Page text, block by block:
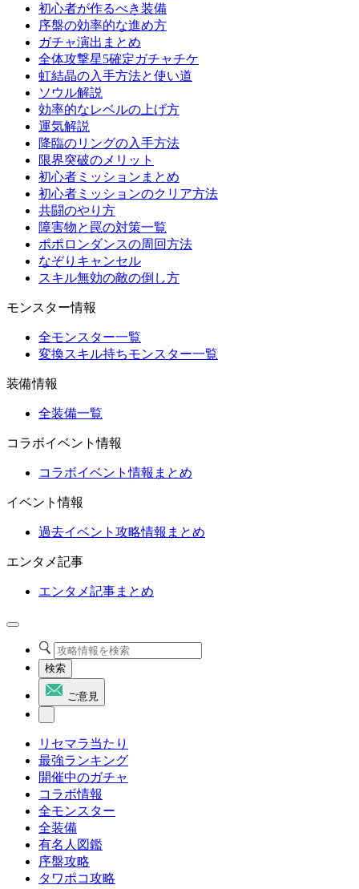
初心者が作るべき装備
序盤の効率的な進め方
ガチャ演出まとめ
全体攻撃星5確定ガチャチケ
虹結晶の入手方法と使い道
ソウル解説
効率的なレベルの上げ方
運気解説
降臨のリングの入手方法
限界突破のメリット
初心者ミッションまとめ
初心者ミッションのクリア方法
共闘のやり方
障害物と罠の対策一覧
ポポロンダンスの周回方法
なぞりキャンセル
スキル無効の敵の倒し方
モンスター情報
全モンスター一覧
変換スキル持ちモンスター一覧
装備情報
全装備一覧
コラボイベント情報
コラボイベント情報まとめ
イベント情報
過去イベント攻略情報まとめ
エンタメ記事
エンタメ記事まとめ
検索
ご意見
リセマラ当たり
最強ランキング
開催中のガチャ
コラボ情報
全モンスター
全装備
有名人図鑑
序盤攻略
タワポコ攻略